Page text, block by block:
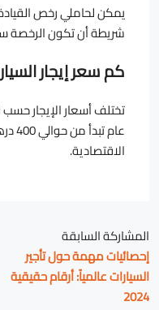
يمكن لحاملي رخص
شريطة أن تكون الرخصة
كم سعر إيجار
تختلف أسعار الإيجار
عام
الاقتصادية.
المشاركة السابقة
إحصائيات مهمة حول تأجير
السيارات عالمياً: أرقام حقيقية
2024